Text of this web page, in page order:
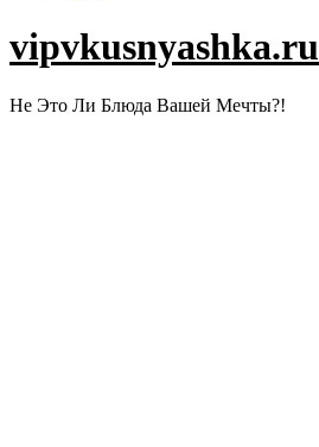
vipvkusnyashka.ru
Не Это Ли Блюда Вашей Мечты?!